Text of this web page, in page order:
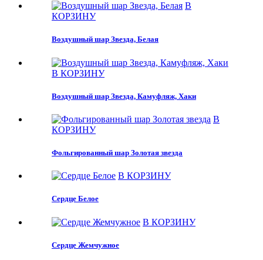
В
КОРЗИНУ
Воздушный шар Звезда, Белая
В КОРЗИНУ
Воздушный шар Звезда, Камуфляж, Хаки
В
КОРЗИНУ
Фольгированный шар Золотая звезда
В КОРЗИНУ
Сердце Белое
В КОРЗИНУ
Сердце Жемчужное